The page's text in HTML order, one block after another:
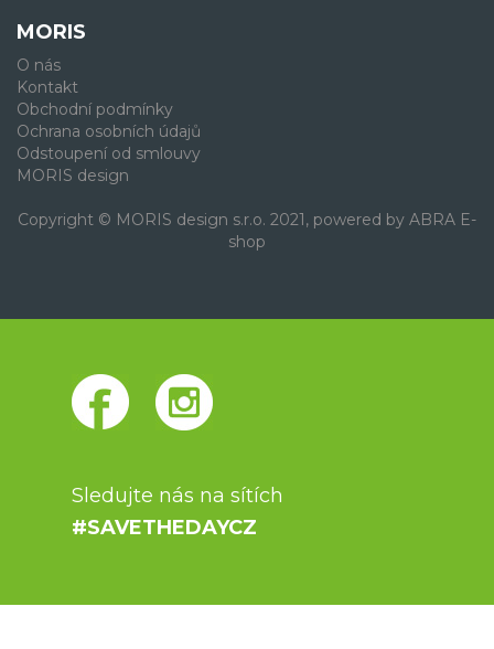
MORIS
O nás
Kontakt
Obchodní podmínky
Ochrana osobních údajů
Odstoupení od smlouvy
MORIS design
Copyright © MORIS design s.r.o. 2021, powered by ABRA E-
shop
Sledujte nás na sítích
#SAVETHEDAYCZ